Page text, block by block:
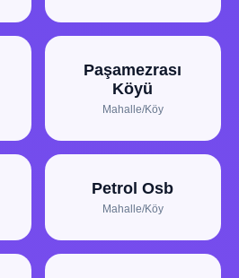
Paşamezrası
Köyü
Mahalle/Köy
Petrol Osb
Mahalle/Köy